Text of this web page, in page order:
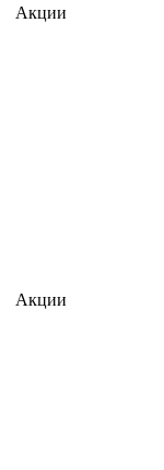
Акции
Акции